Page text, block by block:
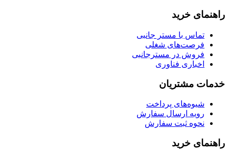
راهنمای خرید
تماس با مستر جانبی
فرصت‌های شغلی
فروش در مسترجانبی
اخباری فناوری
خدمات مشتریان
شیوه‌های پرداخت
رویه ارسال سفارش
نحوه ثبت سفارش
راهنمای خرید